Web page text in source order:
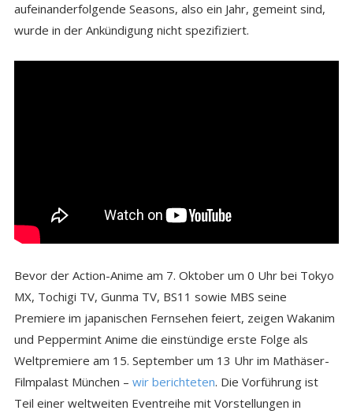
aufeinanderfolgende Seasons, also ein Jahr, gemeint sind,
wurde in der Ankündigung nicht spezifiziert.
Bevor der Action-Anime am 7. Oktober um 0 Uhr bei Tokyo
MX, Tochigi TV, Gunma TV, BS11 sowie MBS seine
Premiere im japanischen Fernsehen feiert, zeigen Wakanim
und Peppermint Anime die einstündige erste Folge als
Weltpremiere am 15. September um 13 Uhr im Mathäser-
Filmpalast München – wir berichteten. Die Vorführung ist
Teil einer weltweiten Eventreihe mit Vorstellungen in